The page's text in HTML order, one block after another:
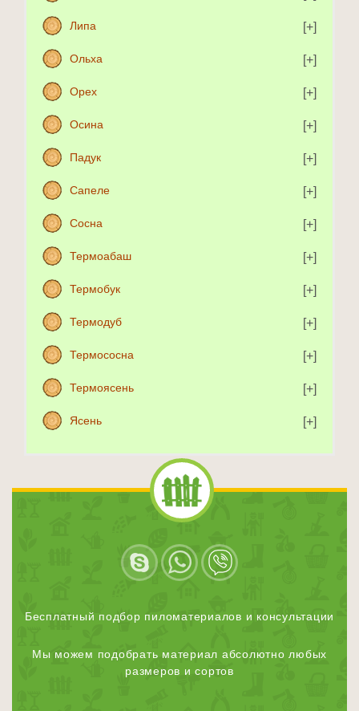
Липа
Ольха
Орех
Осина
Падук
Сапеле
Сосна
Термоабаш
Термобук
Термодуб
Термососна
Термоясень
Ясень
Бесплатный подбор пиломатериалов и консультации
Мы можем подобрать материал абсолютно любых
размеров и сортов